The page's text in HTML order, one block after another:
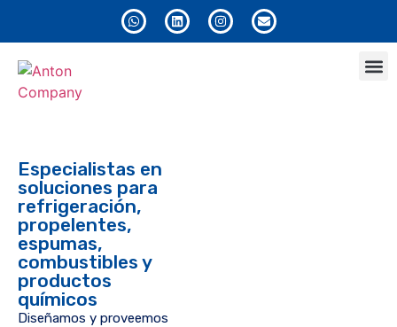
Especialistas en
soluciones para
refrigeración,
propelentes,
espumas,
combustibles y
productos
químicos
Diseñamos y proveemos